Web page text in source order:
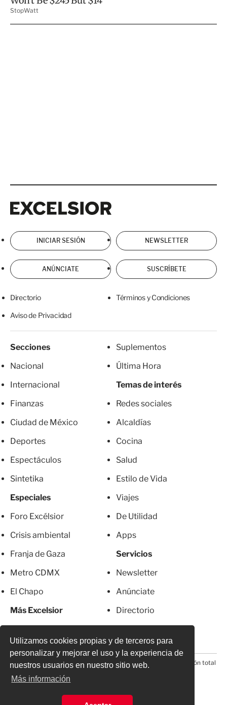
Utilizamos cookies propias y de terceros para
personalizar y mejorar el uso y la experiencia de
nuestros usuarios en nuestro sitio web.
Más información
INICIAR SESIÓN NEWSLETTER
ANÚNCIATE SUSCRÍBETE
Directorio Términos y Condiciones
Aviso de Privacidad
Secciones
Nacional
Internacional
Finanzas
Ciudad de México
Deportes
Espectáculos
Sintetika
Especiales
Foro Excélsior
Crisis ambiental
Franja de Gaza
Metro CDMX
El Chapo
Más Excelsior
Suplementos
Última Hora
Temas de interés
Redes sociales
Alcaldías
Cocina
Salud
Estilo de Vida
Viajes
De Utilidad
Apps
Servicios
Newsletter
Anúnciate
Directorio
© 2026 Todos los derechos reservados. Prohibida la reproducción total
o parcial, incluyendo cualquier medio electrónico*